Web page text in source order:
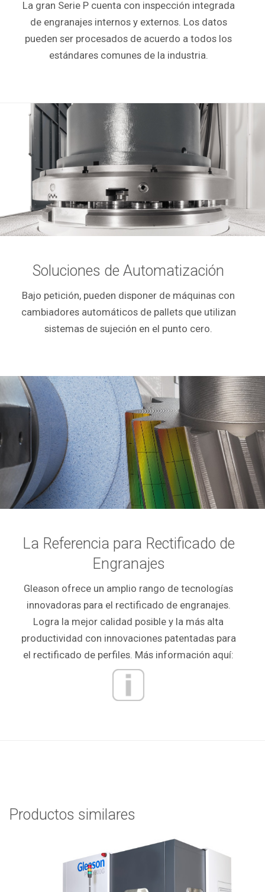
La gran Serie P cuenta con inspección integrada
de engranajes internos y externos. Los datos
pueden ser procesados de acuerdo a todos los
estándares comunes de la industria.
Soluciones de Automatización
Bajo petición, pueden disponer de máquinas con
cambiadores automáticos de pallets que utilizan
sistemas de sujeción en el punto cero.
La Referencia para Rectificado de
Engranajes
Gleason ofrece un amplio rango de tecnologías
innovadoras para el rectificado de engranajes.
Logra la mejor calidad posible y la más alta
productividad con innovaciones patentadas para
el rectificado de perfiles. Más información aquí:
Productos similares